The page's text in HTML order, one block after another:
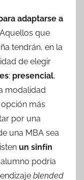
adaptarse a
que
tendrán, en la
de elegir
: presencial,
modalidad
más
por una
una MBA sea
un sinfín
podría
blended